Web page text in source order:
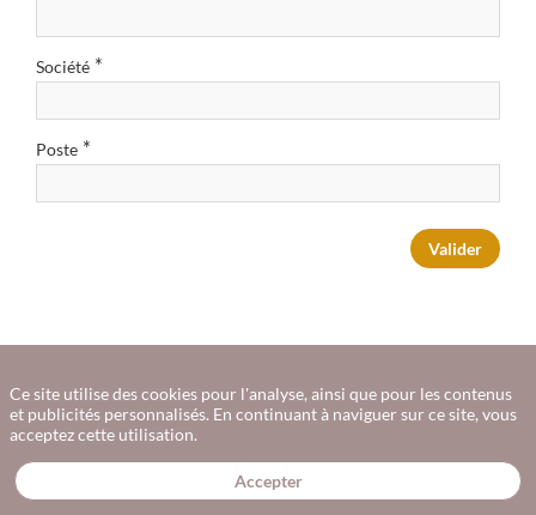
Société *
Poste *
Valider
Informations
pratiques
Ce site utilise des cookies pour l'analyse, ainsi que pour les contenus
et publicités personnalisés. En continuant à naviguer sur ce site, vous
acceptez cette utilisation.
Accepter